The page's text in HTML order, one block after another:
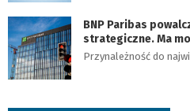
BNP Paribas
strategiczne. Ma
Przynależność do